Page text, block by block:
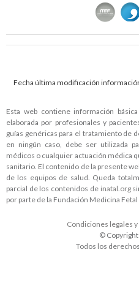
Fecha última modificación
Esta web contiene información
elaborada por profesionales y
guías genéricas para el tratamiento de
en ningún caso, debe ser utilizada
médicos o cualquier actuación médica
sanitario. El contenido de la presente
de los equipos de salud. Queda
parcial de los contenidos de inatal.org
por parte de la Fundación Medicina
Condiciones legales
©
Todos los